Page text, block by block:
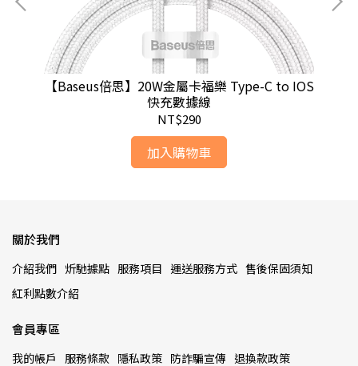
【Baseus倍思】20W金屬卡福樂 Type-C to IOS
快充數據線
NT$290
加入購物車
關於我們
介紹我們 炘馳據點 服務項目 運送服務方式 售後保固須知
紅利點數介紹
會員專區
我的帳戶 服務條款 隱私政策 防詐騙宣傳 退換款政策